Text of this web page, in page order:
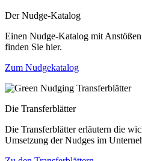
Der Nudge-Katalog
Einen Nudge-Katalog mit
finden Sie hier.
Zum Nudgekatalog
Die Transferblätter
Die Transferblätter erläutern die
Umsetzung der Nudges im